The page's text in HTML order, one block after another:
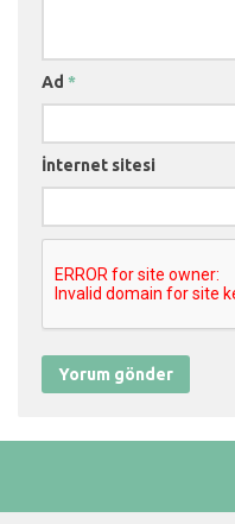
Ad *
İnternet sitesi